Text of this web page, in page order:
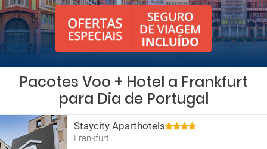
Pacotes Voo + Hotel a Frankfurt
para Dia de Portugal
Staycity Aparthotels
Frankfurt